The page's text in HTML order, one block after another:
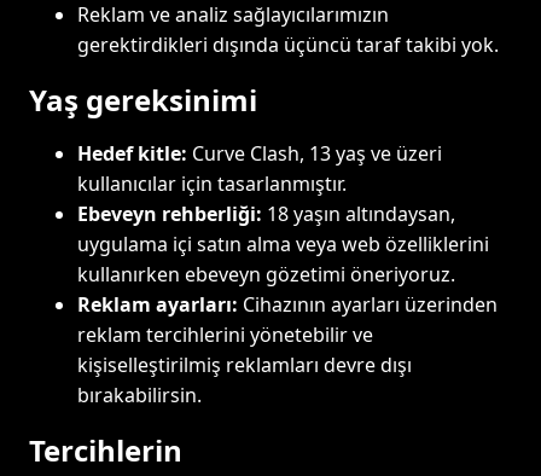
Reklam ve analiz sağlayıcılarımızın
gerektirdikleri dışında üçüncü taraf takibi yok.
Yaş gereksinimi
Hedef kitle: Curve Clash, 13 yaş ve üzeri
kullanıcılar için tasarlanmıştır.
Ebeveyn rehberliği: 18 yaşın altındaysan,
uygulama içi satın alma veya web özelliklerini
kullanırken ebeveyn gözetimi öneriyoruz.
Reklam ayarları: Cihazının ayarları üzerinden
reklam tercihlerini yönetebilir ve
kişiselleştirilmiş reklamları devre dışı
bırakabilirsin.
Tercihlerin